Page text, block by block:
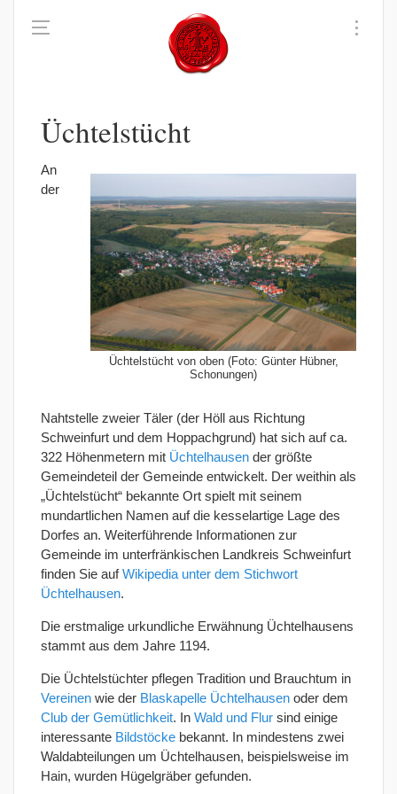
Üchtelstücht
Üchtelstücht von oben (Foto: Günter Hübner,
Schonungen)
An
der
Nahtstelle zweier Täler (der Höll aus Richtung
Schweinfurt und dem Hoppachgrund) hat sich auf ca.
322 Höhenmetern mit Üchtelhausen der größte
Gemeindeteil der Gemeinde entwickelt. Der weithin als
„Üchtelstücht“ bekannte Ort spielt mit seinem
mundartlichen Namen auf die kesselartige Lage des
Dorfes an. Weiterführende Informationen zur
Gemeinde im unterfränkischen Landkreis Schweinfurt
finden Sie aufWikipedia unter dem Stichwort
Üchtelhausen.
Die erstmalige urkundliche Erwähnung Üchtelhausens
stammt aus dem Jahre 1194.
Die Üchtelstüchter pflegen Tradition und Brauchtum in
Vereinen wie der Blaskapelle Üchtelhausen oder dem
Club der Gemütlichkeit. In Wald und Flur sind einige
interessante Bildstöcke bekannt. In mindestens zwei
Waldabteilungen um Üchtelhausen, beispielsweise im
Hain, wurden Hügelgräber gefunden.